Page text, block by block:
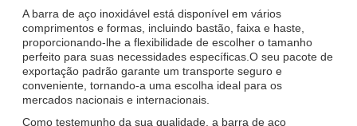
A barra de aço inoxidável está disponível em vários
comprimentos e formas, incluindo bastão, faixa e haste,
proporcionando-lhe a flexibilidade de escolher o tamanho
perfeito para suas necessidades específicas.O seu pacote de
exportação padrão garante um transporte seguro e
conveniente, tornando-a uma escolha ideal para os
mercados nacionais e internacionais.
Como testemunho da sua qualidade, a barra de aço